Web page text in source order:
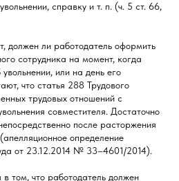
справку и т. п. (ч. 5 ст. 66,
должен ли работодатель оформить
сотрудника на момент, когда
или на день его
что статья 288 Трудового
трудовых отношений с
совместителя. Достаточно
после расторжения
определение
от 23.12.2014 № 33–4601/2014).
том, что работодатель должен